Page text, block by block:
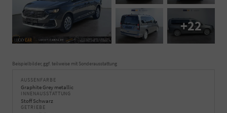
+22
Beispielbilder, ggf. teilweise mit Sonderausstattung
AUSSENFARBE
Graphite Grey metallic
INNENAUSSTATTUNG
Stoff Schwarz
GETRIEBE